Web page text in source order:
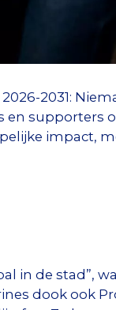
2031:
en supporters
impact,
in de stad”,
dook ook